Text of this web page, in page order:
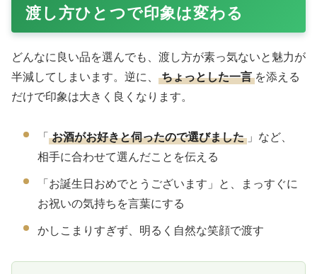
渡し方ひとつで印象は変わる
どんなに良い品を選んでも、渡し方が素っ気ないと魅力が
半減してしまいます。逆に、
ちょっとした一言 を添える
だけで印象は大きく良くなります。
「お酒がお好きと伺ったので選びました 」など、
相手に合わせて選んだことを伝える
「お誕生日おめでとうございます」と、まっすぐに
お祝いの気持ちを言葉にする
かしこまりすぎず、明るく自然な笑顔で渡す